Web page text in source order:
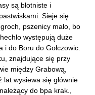
są błotniste i
Sieje się
pszenicy mało, bo
występują duże
do Boru do Gołczowic.
znajdujące się przy
między Grabową,
wysiewa się głównie
do bpa krak.,